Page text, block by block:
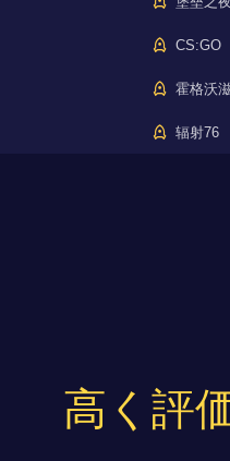
CS:GO
霍格沃
辐射76
高く評